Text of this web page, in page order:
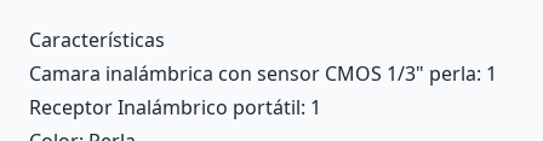
Características
Camara inalámbrica con sensor CMOS 1/3" perla: 1
Receptor Inalámbrico portátil: 1